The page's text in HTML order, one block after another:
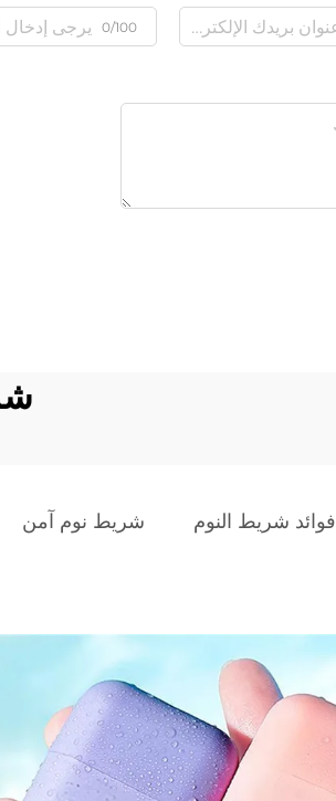
0/100
فوائد شريط النوم شريط نوم آمن